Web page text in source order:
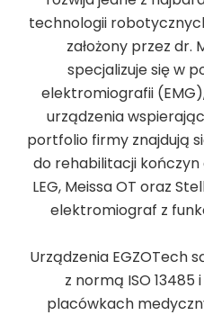
technologii
założony przez dr.
specjalizuje się w
elektromiografii
urządzenia
portfolio firmy znajdują
do rehabilitacji
LEG, Meissa OT oraz
elektromiograf z
Urządzenia EGZOTech
z normą ISO
placówkach